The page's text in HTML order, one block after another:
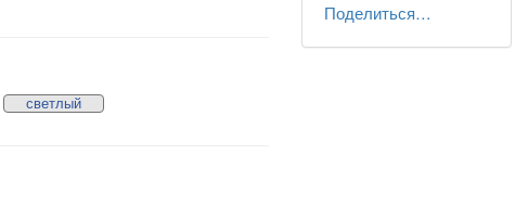
светлый
Поделиться…